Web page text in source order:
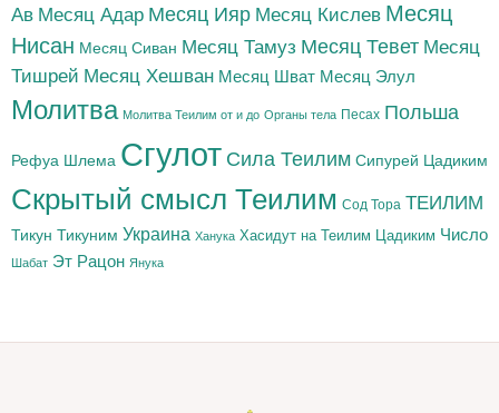
Ав Месяц Адар Месяц Ияр Месяц Кислев Месяц
Нисан Месяц Сиван Месяц Тамуз Месяц Тевет Месяц
Тишрей Месяц Хешван Месяц Шват Месяц Элул
Молитва Молитва Теилим от и до Органы тела Песах Польша
Рефуа Шлема Сгулот Сила Теилим Сипурей Цадиким
Скрытый смысл Теилим Сод Тора ТЕИЛИМ
Тикун Тикуним Украина Ханука Хасидут на Теилим Цадиким Число
Шабат Эт Рацон Янука